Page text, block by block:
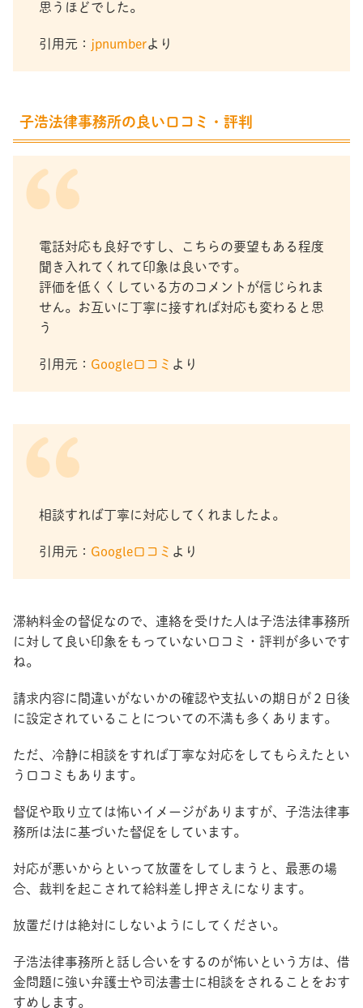
思うほどでした。
引用元： jpnumberより
子浩法律事務所の良い口コミ・評判
電話対応も良好ですし、こちらの要望もある程度
聞き入れてくれて印象は良いです。
評価を低くくしている方のコメントが信じられま
せん。お互いに丁寧に接すれば対応も変わると思
う
引用元： Google口コミ より
相談すれば丁寧に対応してくれましたよ。
引用元： Google口コミ より
滞納料金の督促なので、連絡を受けた人は子浩法律事務所
に対して良い印象をもっていない口コミ・評判が多いです
ね。
請求内容に間違いがないかの確認や支払いの期日が２日後
に設定されていることについての不満も多くあります。
ただ、冷静に相談をすれば丁寧な対応をしてもらえたとい
う口コミもあります。
督促や取り立ては怖いイメージがありますが、子浩法律事
務所は法に基づいた督促をしています。
対応が悪いからといって放置をしてしまうと、最悪の場
合、裁判を起こされて給料差し押さえになります。
放置だけは絶対にしないようにしてください。
子浩法律事務所と話し合いをするのが怖いという方は、借
金問題に強い弁護士や司法書士に相談をされることをおす
すめします。